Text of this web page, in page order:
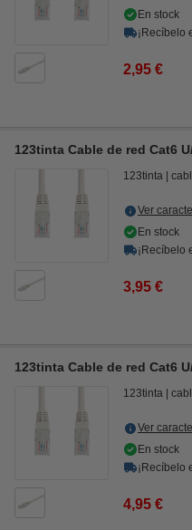
En stock
¡Recíbelo
2,95 €
123tinta Cable de red Cat6
123tinta
Ver
En stock
¡Recíbelo
3,95 €
123tinta Cable de red Cat6
123tinta
Ver
En stock
¡Recíbelo
4,95 €